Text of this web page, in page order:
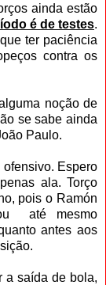
ainda estão
é de testes.
ter paciência
contra os
noção de
se sabe ainda
Paulo.
Espero
ala. Torço
pois o Ramón
até mesmo
antes aos
a saída de bola,